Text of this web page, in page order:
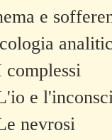
e
complessi
e
nevrosi